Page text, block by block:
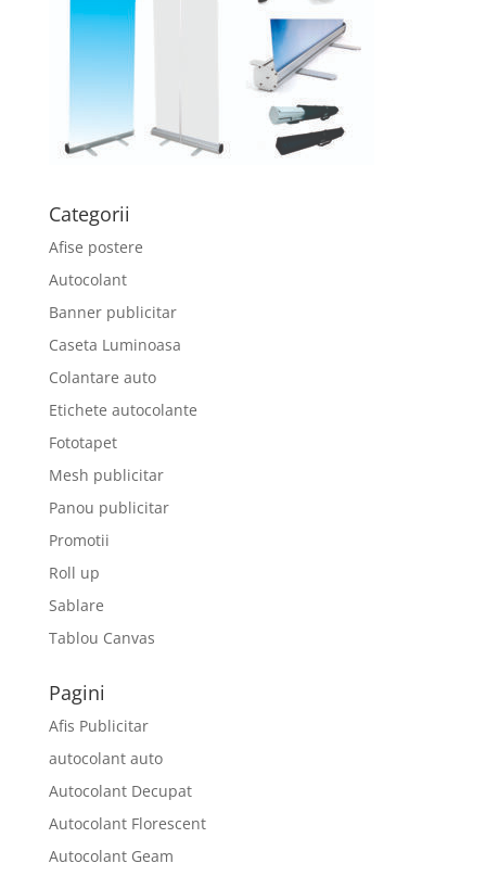
Categorii
Afise postere
Autocolant
Banner publicitar
Caseta Luminoasa
Colantare auto
Etichete autocolante
Fototapet
Mesh publicitar
Panou publicitar
Promotii
Roll up
Sablare
Tablou Canvas
Pagini
Afis Publicitar
autocolant auto
Autocolant Decupat
Autocolant Florescent
Autocolant Geam